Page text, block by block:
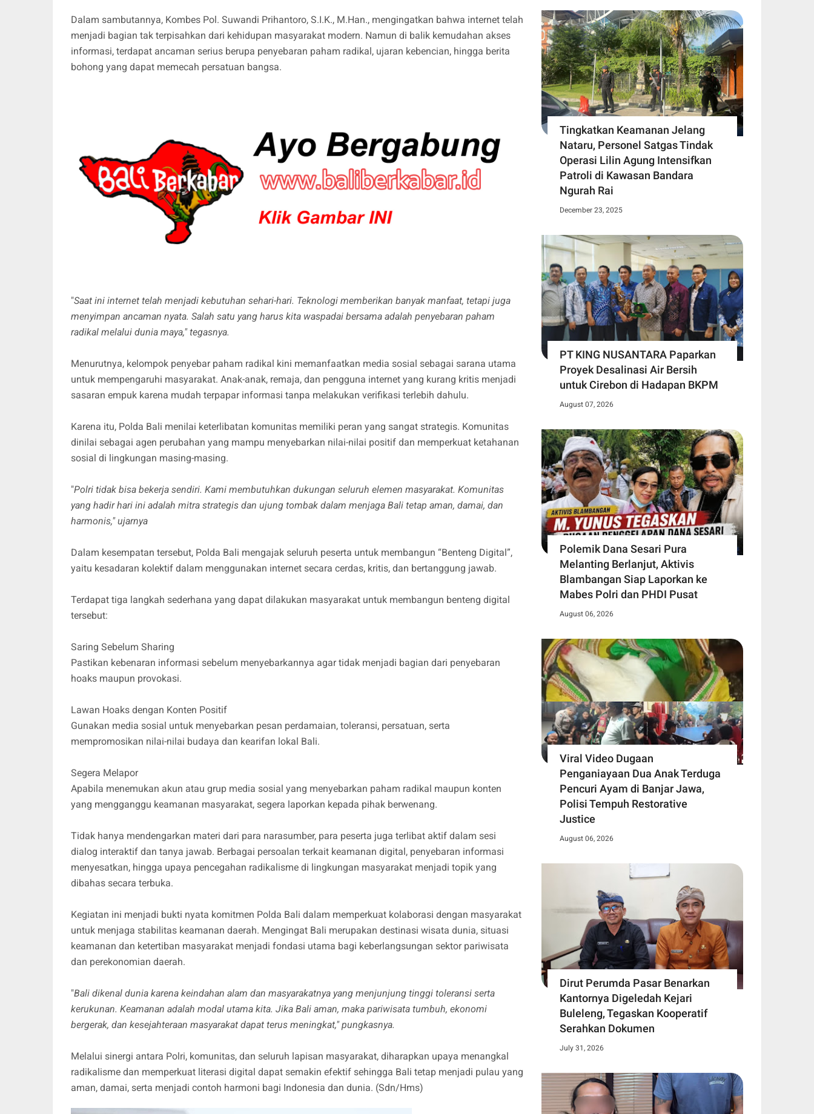
Dalam sambutannya, Kombes Pol. Suwandi Prihantoro, S.I.K., M.Han., mengingatkan bahwa internet telah
menjadi bagian tak terpisahkan dari kehidupan masyarakat modern. Namun di balik kemudahan akses
informasi, terdapat ancaman serius berupa penyebaran paham radikal, ujaran kebencian, hingga berita
bohong yang dapat memecah persatuan bangsa.
"Saat ini internet telah menjadi kebutuhan sehari-hari. Teknologi memberikan banyak manfaat, tetapi juga
menyimpan ancaman nyata. Salah satu yang harus kita waspadai bersama adalah penyebaran paham
radikal melalui dunia maya," tegasnya.
Menurutnya, kelompok penyebar paham radikal kini memanfaatkan media sosial sebagai sarana utama
untuk mempengaruhi masyarakat. Anak-anak, remaja, dan pengguna internet yang kurang kritis menjadi
sasaran empuk karena mudah terpapar informasi tanpa melakukan verifikasi terlebih dahulu.
Karena itu, Polda Bali menilai keterlibatan komunitas memiliki peran yang sangat strategis. Komunitas
dinilai sebagai agen perubahan yang mampu menyebarkan nilai-nilai positif dan memperkuat ketahanan
sosial di lingkungan masing-masing.
"Polri tidak bisa bekerja sendiri. Kami membutuhkan dukungan seluruh elemen masyarakat. Komunitas
yang hadir hari ini adalah mitra strategis dan ujung tombak dalam menjaga Bali tetap aman, damai, dan
harmonis," ujarnya
Dalam kesempatan tersebut, Polda Bali mengajak seluruh peserta untuk membangun “Benteng Digital”,
yaitu kesadaran kolektif dalam menggunakan internet secara cerdas, kritis, dan bertanggung jawab.
Terdapat tiga langkah sederhana yang dapat dilakukan masyarakat untuk membangun benteng digital
tersebut:
Saring Sebelum Sharing
Pastikan kebenaran informasi sebelum menyebarkannya agar tidak menjadi bagian dari penyebaran
hoaks maupun provokasi.
Lawan Hoaks dengan Konten Positif
Gunakan media sosial untuk menyebarkan pesan perdamaian, toleransi, persatuan, serta
mempromosikan nilai-nilai budaya dan kearifan lokal Bali.
Segera Melapor
Apabila menemukan akun atau grup media sosial yang menyebarkan paham radikal maupun konten
yang mengganggu keamanan masyarakat, segera laporkan kepada pihak berwenang.
Tidak hanya mendengarkan materi dari para narasumber, para peserta juga terlibat aktif dalam sesi
dialog interaktif dan tanya jawab. Berbagai persoalan terkait keamanan digital, penyebaran informasi
menyesatkan, hingga upaya pencegahan radikalisme di lingkungan masyarakat menjadi topik yang
dibahas secara terbuka.
Kegiatan ini menjadi bukti nyata komitmen Polda Bali dalam memperkuat kolaborasi dengan masyarakat
untuk menjaga stabilitas keamanan daerah. Mengingat Bali merupakan destinasi wisata dunia, situasi
keamanan dan ketertiban masyarakat menjadi fondasi utama bagi keberlangsungan sektor pariwisata
dan perekonomian daerah.
"Bali dikenal dunia karena keindahan alam dan masyarakatnya yang menjunjung tinggi toleransi serta
kerukunan. Keamanan adalah modal utama kita. Jika Bali aman, maka pariwisata tumbuh, ekonomi
bergerak, dan kesejahteraan masyarakat dapat terus meningkat," pungkasnya.
Melalui sinergi antara Polri, komunitas, dan seluruh lapisan masyarakat, diharapkan upaya menangkal
radikalisme dan memperkuat literasi digital dapat semakin efektif sehingga Bali tetap menjadi pulau yang
aman, damai, serta menjadi contoh harmoni bagi Indonesia dan dunia. (Sdn/Hms)
Tingkatkan Keamanan Jelang
Nataru, Personel Satgas Tindak
Operasi Lilin Agung Intensifkan
Patroli di Kawasan Bandara
Ngurah Rai
December 23, 2025
PT KING NUSANTARA Paparkan
Proyek Desalinasi Air Bersih
untuk Cirebon di Hadapan BKPM
August 07, 2026
Polemik Dana Sesari Pura
Melanting Berlanjut, Aktivis
Blambangan Siap Laporkan ke
Mabes Polri dan PHDI Pusat
August 06, 2026
Viral Video Dugaan
Penganiayaan Dua Anak Terduga
Pencuri Ayam di Banjar Jawa,
Polisi Tempuh Restorative
Justice
August 06, 2026
Dirut Perumda Pasar Benarkan
Kantornya Digeledah Kejari
Buleleng, Tegaskan Kooperatif
Serahkan Dokumen
July 31, 2026